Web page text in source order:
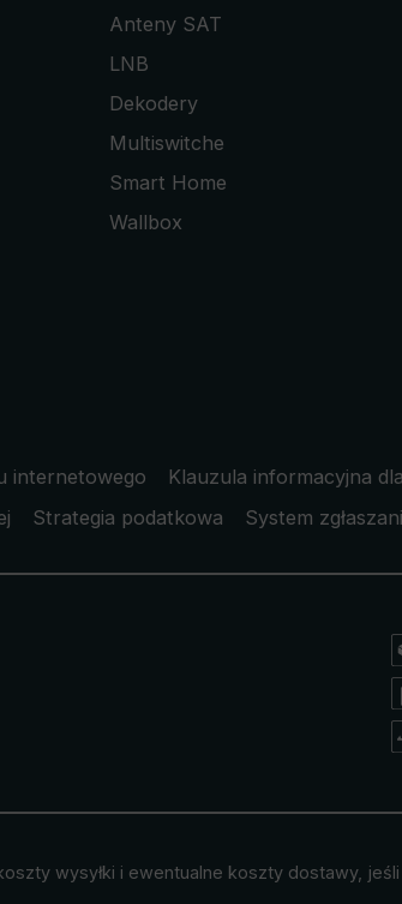
Anteny SAT
LNB
Dekodery
Multiswitche
Smart Home
Wallbox
internetowego
Klauzula informacyjna
Strategia podatkowa System
wysyłki i ewentualne koszty dostawy,